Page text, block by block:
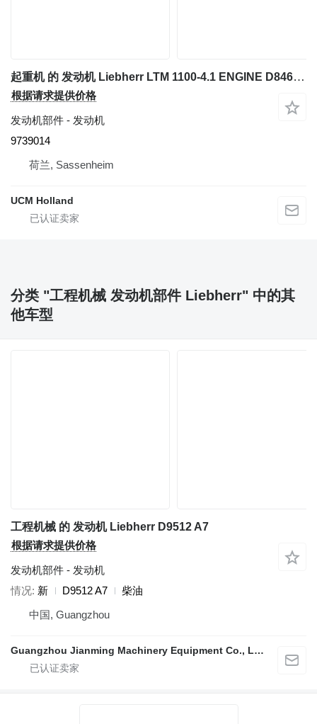
起重机 的 发动机 Liebherr LTM 1100-4.1 ENGINE D846 TI A5 338 kW 9739014
根据请求提供价格
发动机部件 - 发动机
9739014
荷兰, Sassenheim
UCM Holland
分类 "工程机械 发动机部件 Liebherr" 中的其
他车型
工程机械 的 发动机 Liebherr D9512 A7
根据请求提供价格
发动机部件 - 发动机
情况 新 D9512 A7
柴油
中国, Guangzhou
Guangzhou Jianming Machinery Equipment Co., Ltd.